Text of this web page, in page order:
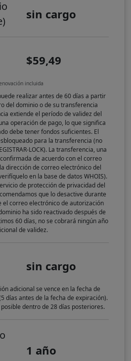
sin cargo
$59,49
incluida
realizar antes de 60 días a partir
del dominio o de su transferencia
extiende el período de validez del
operación de pago, lo que significa
debe tener fondos suficientes. El
para la transferencia (no
LOCK). La transferencia, una
de acuerdo con el correo
dirección de correo electrónico del
en la base de datos WHOIS).
de protección de privacidad del
que lo desactive durante
el correo electrónico de autorización
ha sido reactivado después de
60 días, no se cobrará ningún año
de validez.
sin cargo
adicional se vence en la fecha de
días antes de la fecha de expiración).
dentro de 28 días posteriores.
1 año